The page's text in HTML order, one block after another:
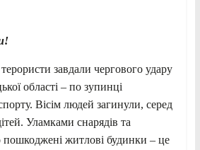
терористи завдали чергового удару
області – по зупинці
Вісім людей загинули, серед
Уламками снарядів та
житлові будинки – це